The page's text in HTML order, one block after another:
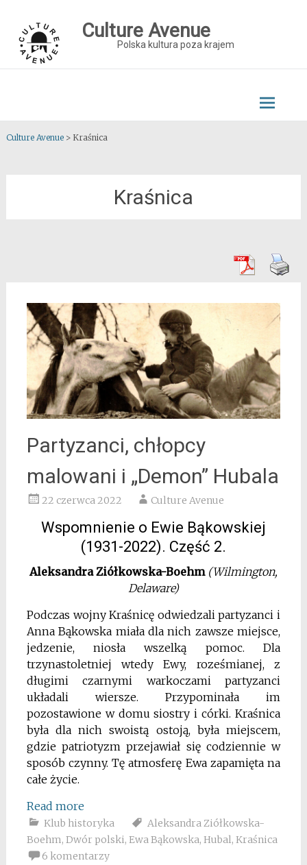
content
Culture Avenue
Polska kultura poza krajem
Culture Avenue> Kraśnica
Kraśnica
Partyzanci, chłopcy
malowani i „Demon” Hubala
22 czerwca 2022 Culture Avenue
Wspomnienie o Ewie Bąkowskiej
(1931-2022). Część 2.
Aleksandra Ziółkowska-Boehm (Wilmington,
Delaware)
Podczas wojny Kraśnicę odwiedzali partyzanci i
Anna Bąkowska miała dla nich zawsze miejsce,
jedzenie, niosła wszelką pomoc. Dla
trzynastoletniej wtedy Ewy, roześmianej, z
długimi czarnymi warkoczami partyzanci
układali wiersze. Przypominała im
pozostawione w domu siostry i córki. Kraśnica
była dla nich swoistą ostoją, była miejscem,
gdzie patriotyzm przejawiał się codziennie w
sposób czynny. Tę atmosferę Ewa zapamięta na
całe życie.
Read more
Klub historyka
Aleksandra Ziółkowska-
Boehm, Dwór polski, Ewa Bąkowska, Hubal, Kraśnica
6 komentarzy